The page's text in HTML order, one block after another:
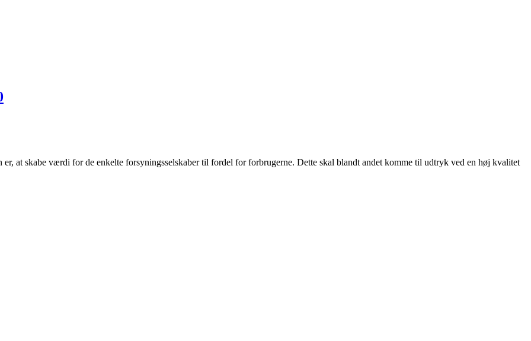
at skabe værdi for de enkelte forsyningsselskaber til fordel for forbrugerne. Dette skal blandt andet komme til udtryk ved en høj kvalitet